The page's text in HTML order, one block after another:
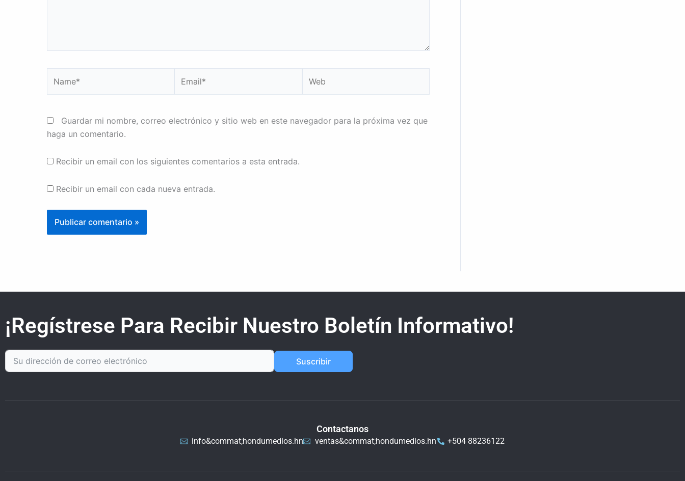
Guardar mi nombre, correo electrónico y sitio web en este navegador para la próxima vez que
haga un comentario.
Recibir un email con los siguientes comentarios a esta entrada.
Recibir un email con cada nueva entrada.
¡Regístrese Para Recibir Nuestro Boletín Informativo!
Suscribir
Contactanos
info&commat;hondumedios.hn ventas&commat;hondumedios.hn +504 88236122